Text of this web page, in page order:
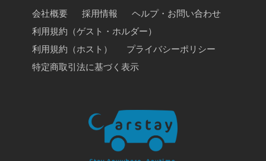
会社概要 採用情報
ヘルプ・お問い合わせ
利用規約（ゲスト・ホルダー）
利用規約（ホスト）
プライバシーポリシー
特定商取引法に基づく表示